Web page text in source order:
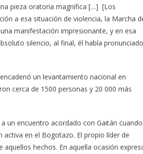
pieza oratoria magnífica […] [Los
a esa situación de violencia, la Marcha
manifestación impresionante, y en esa
silencio, al final, él había pronunciado
un levantamiento nacional en
cerca de 1500 personas y 20 000 más
un encuentro acordado con Gaitán cuando
en el Bogotazo. El propio líder de
hechos. En aquella ocasión